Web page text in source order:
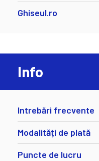
Ghiseul.ro
Info
Intrebări frecvente
Modalități de plată
Puncte de lucru